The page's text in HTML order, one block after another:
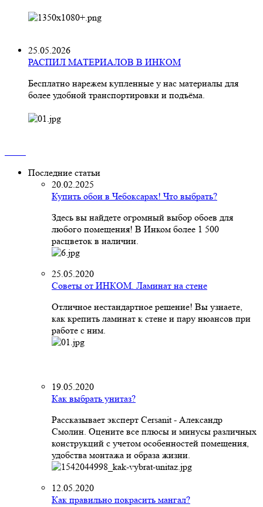
25.05.2026
РАСПИЛ МАТЕРИАЛОВ В ИНКОМ
Бесплатно нарежем купленные у нас материалы для
более удобной транспортировки и подъёма.
Последние статьи
20.02.2025
Купить обои в Чебоксарах! Что выбрать?
Здесь вы найдете огромный выбор обоев для
любого помещения! В Инком более 1 500
расцветок в наличии.
25.05.2020
Советы от ИНКОМ. Ламинат на стене
Отличное нестандартное решение! Вы узнаете,
как крепить ламинат к стене и пару нюансов при
работе с ним.
19.05.2020
Как выбрать унитаз?
Рассказывает эксперт Cersanit - Александр
Смолин. Оцените все плюсы и минусы различных
конструкций с учетом особенностей помещения,
удобства монтажа и образа жизни.
12.05.2020
Как правильно покрасить мангал?